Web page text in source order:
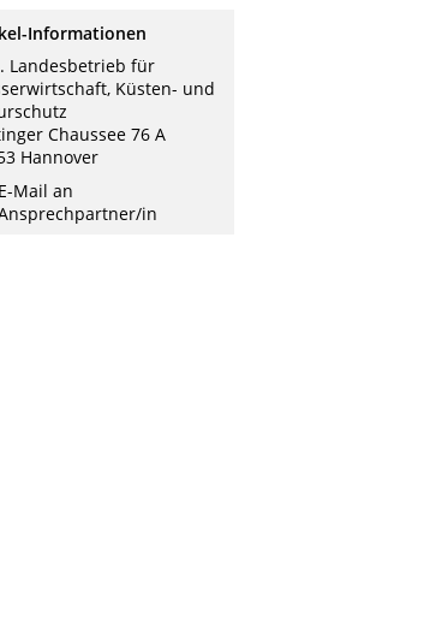
Informationen
Landesbetrieb für
Küsten- und
Chaussee 76 A
Hannover
E-Mail an
in